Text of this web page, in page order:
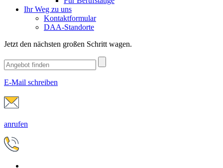
Ihr Weg zu uns
Kontaktformular
DAA-Standorte
Jetzt den nächsten großen Schritt wagen.
E-Mail schreiben
anrufen